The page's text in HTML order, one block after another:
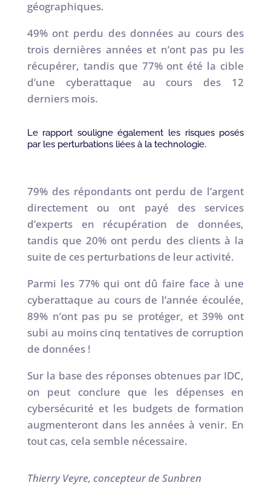
géographiques.
49% ont perdu des données au cours des
trois dernières années et n’ont pas pu les
récupérer, tandis que 77% ont été la cible
d’une cyberattaque au cours des 12
derniers mois.
Le rapport souligne également les risques posés
par les perturbations liées à la technologie.
79% des répondants ont perdu de l’argent
directement ou ont payé des services
d’experts en récupération de données,
tandis que 20% ont perdu des clients à la
suite de ces perturbations de leur activité.
Parmi les 77% qui ont dû faire face à une
cyberattaque au cours de l’année écoulée,
89% n’ont pas pu se protéger, et 39% ont
subi au moins cinq tentatives de corruption
de données !
Sur la base des réponses obtenues par IDC,
on peut conclure que les dépenses en
cybersécurité et les budgets de formation
augmenteront dans les années à venir. En
tout cas, cela semble nécessaire.
Thierry Veyre, concepteur de Sunbren